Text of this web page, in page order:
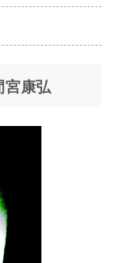
宮康弘